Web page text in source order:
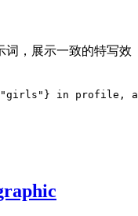
词，展示一致的特写效
in